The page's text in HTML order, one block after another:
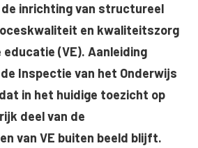
inrichting van structureel
en kwaliteitszorg
(VE). Aanleiding
Inspectie van het Onderwijs
in het huidige toezicht op
deel van de
van VE buiten beeld blijft.